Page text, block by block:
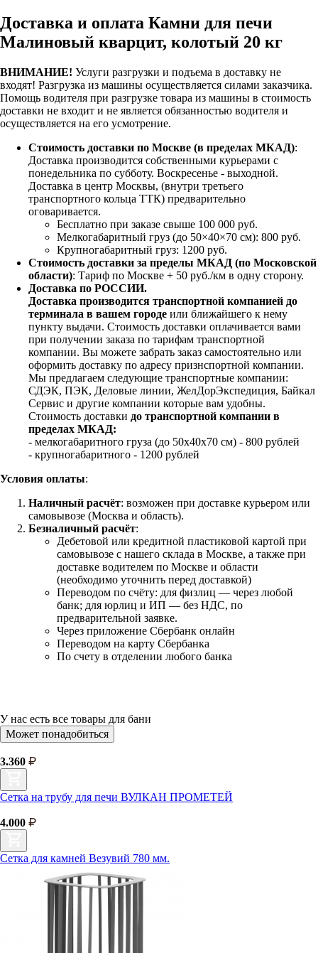
Доставка и оплата Камни для печи
Малиновый кварцит, колотый 20 кг
ВНИМАНИЕ! Услуги разгрузки и подъема в доставку не
входят! Разгрузка из машины осуществляется силами заказчика.
Помощь водителя при разгрузке товара из машины в стоимость
доставки не входит и не является обязанностью водителя и
осуществляется на его усмотрение.
Стоимость доставки по Москве (в пределах МКАД):
Доставка производится собственными курьерами с
понедельника по субботу. Воскресенье - выходной.
Доставка в центр Москвы, (внутри третьего
транспортного кольца ТТК) предварительно
оговаривается.
Бесплатно при заказе свыше 100 000 руб.
Мелкогабаритный груз (до 50×40×70 см): 800 руб.
Крупногабаритный груз: 1200 руб.
Стоимость доставки за пределы МКАД (по Московской
области): Тариф по Москве + 50 руб./км в одну сторону.
Доставка по РОССИИ.
Доставка производится транспортной компанией до
терминала в вашем городе или ближайшего к нему
пункту выдачи. Стоимость доставки оплачивается вами
при получении заказа по тарифам транспортной
компании. Вы можете забрать заказ самостоятельно или
оформить доставку по адресу признспортной компании.
Мы предлагаем следующие транспортные компании:
СДЭК, ПЭК, Деловые линии, ЖелДорЭкспедиция, Байкал
Сервис и другие компании которые вам удобны.
Стоимость доставки до транспортной компании в
пределах МКАД:
- мелкогабаритного груза (до 50х40х70 см) - 800 рублей
- крупногабаритного - 1200 рублей
Условия оплаты:
Наличный расчёт: возможен при доставке курьером или
самовывозе (Москва и область).
Безналичный расчёт:
Дебетовой или кредитной пластиковой картой при
самовывозе с нашего склада в Москве, а также при
доставке водителем по Москве и области
(необходимо уточнить перед доставкой)
Переводом по счёту: для физлиц — через любой
банк; для юрлиц и ИП — без НДС, по
предварительной заявке.
Через приложение Сбербанк онлайн
Переводом на карту Сбербанка
По счету в отделении любого банка
У нас есть все товары для бани
Может понадобиться
3.360
Сетка на трубу для печи ВУЛКАН ПРОМЕТЕЙ
4.000
Сетка для камней Везувий 780 мм.